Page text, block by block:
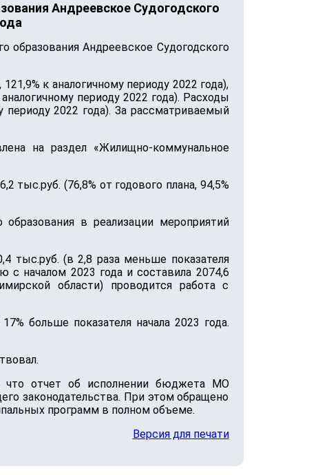
Андреевское Судогодского
образования Андреевское Судогодского
к аналогичному периоду 2022 года),
периоду 2022 года). Расходы
периоду 2022 года). За рассматриваемый
на раздел «Жилищно-коммунальное
тыс.руб. (76,8% от годового плана, 94,5%
в реализации мероприятий
тыс.руб. (в 2,8 раза меньше показателя
с началом 2023 года и составила 2074,6
области) проводится работа с
больше показателя начала 2023 года.
что отчет об исполнении бюджета МО
законодательства. При этом обращено
программ в полном объеме.
Версия для печати